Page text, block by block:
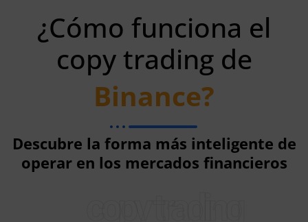
¿Cómo funciona el
copy trading de
Binance?
Descubre la forma más inteligente de
operar en los mercados financieros